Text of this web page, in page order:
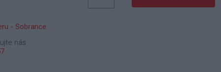
- Sobrance
nás